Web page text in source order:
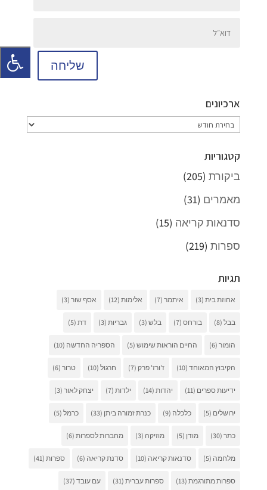
שליחה
ארכיונים
ארכיונים
קטגוריות
ביקורת(205)
מאמרים (31)
סדנאות קריאה (15)
ספרות(219)
תגיות
אחוזת בית(3) איתמר(7) אלימות(12) אסף שור(3)
בבל(8) בורחס(7) בלש(3) גבריות(3) דת(5)
הומור(6) החיים הוראות שימוש(5) הספריה החדשה (10)
הקיבוץ המאוחד(10) ז'ורז' פרק(7) חרגול(10) טרור(6)
ידיעות ספרים (11) יהדות(14) ילדות(7) יצחק לאור(3)
ירושלים (5) כלכלה (9) כנרת זמורה ביתן (33) כרמל(5)
כתר(30) מודן (5) מוזיקה (3) מחברות לספרות(6)
מלחמה (5) סדנאות קריאה (10) סדנת קריאה (6) ספרות(41)
ספרות מתורגמת(13) ספרות עברית(31) עם עובד(37)